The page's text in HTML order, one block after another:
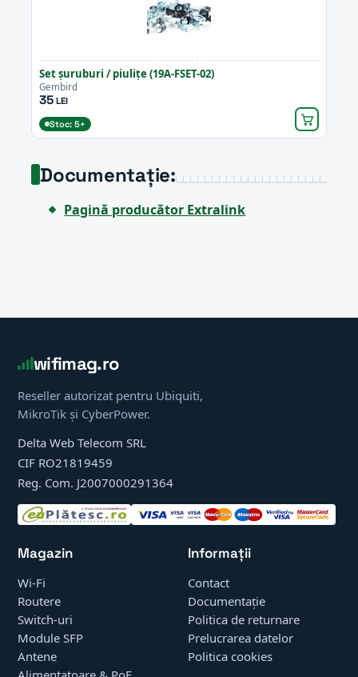
Set șuruburi / piulițe (19A-FSET-02)
Gembird
35LEI
Stoc: 5+
Documentație:
Pagină producător Extralink
wifimag.ro
Reseller autorizat pentru Ubiquiti,
MikroTik și CyberPower.
Delta Web Telecom SRL
CIF RO21819459
Reg. Com. J2007000291364
Magazin
Wi-Fi
Routere
Switch-uri
Module SFP
Antene
Informații
Contact
Documentație
Politica de returnare
Prelucrarea datelor
Politica cookies